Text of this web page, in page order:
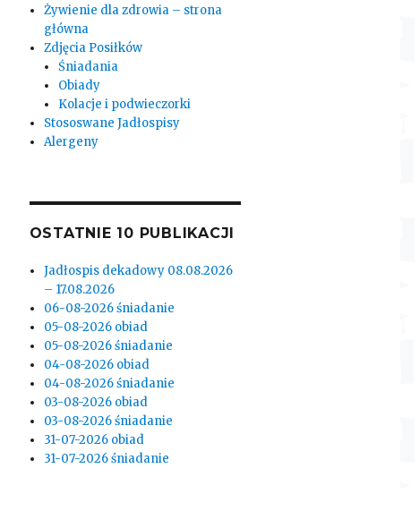
Żywienie dla zdrowia – strona
główna
Zdjęcia Posiłków
Śniadania
Obiady
Kolacje i podwieczorki
Stososwane Jadłospisy
Alergeny
OSTATNIE 10 PUBLIKACJI
Jadłospis dekadowy 08.08.2026
– 17.08.2026
06-08-2026 śniadanie
05-08-2026 obiad
05-08-2026 śniadanie
04-08-2026 obiad
04-08-2026 śniadanie
03-08-2026 obiad
03-08-2026 śniadanie
31-07-2026 obiad
31-07-2026 śniadanie